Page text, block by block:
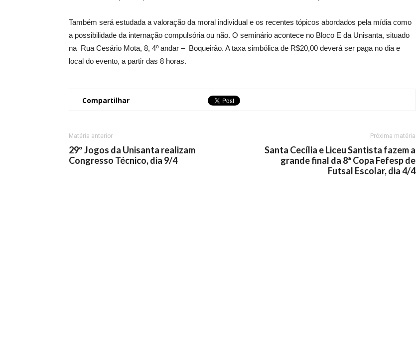
Também será estudada a valoração da moral individual e os recentes tópicos abordados pela mídia como
a possibilidade da internação compulsória ou não. O seminário acontece no Bloco E da Unisanta, situado
na Rua Cesário Mota, 8, 4º andar – Boqueirão. A taxa simbólica de R$20,00 deverá ser paga no dia e
local do evento, a partir das 8 horas.
Compartilhar
Matéria anterior
29º Jogos da Unisanta realizam
Congresso Técnico, dia 9/4
Próxima matéria
Santa Cecília e Liceu Santista fazem a
grande final da 8ª Copa Fefesp de
Futsal Escolar, dia 4/4